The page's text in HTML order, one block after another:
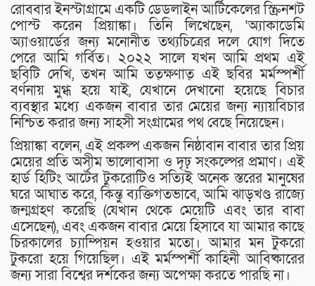
রোববার ইনস্টাগ্রামে একটি ডেডলাইন আর্টিকেলের স্ক্রিনশট
পোস্ট করেন প্রিয়াঙ্কা। তিনি লিখেছেন, ‘অ্যাকাডেমি
অ্যাওয়ার্ডের জন্য মনোনীত তথ্যচিত্রের দলে যোগ দিতে
পেরে আমি গর্বিত। ২০২২ সালে যখন আমি প্রথম এই
ছবিটি দেখি, তখন আমি তত্ক্ষণাত্ এই ছবির মর্মস্পর্শী
বর্ণনায় মুগ্ধ হয়ে যাই, যেখানে দেখানো হয়েছে বিচার
ব্যবস্থার মধ্যে একজন বাবার তার মেয়ের জন্য ন্যায়বিচার
নিশ্চিত করার জন্য সাহসী সংগ্রামের পথ বেছে নিয়েছেন।
প্রিয়াঙ্কা বলেন, এই প্রকল্প একজন নিষ্ঠাবান বাবার তার প্রিয়
মেয়ের প্রতি অসীম ভালোবাসা ও দৃঢ় সংকল্পের প্রমাণ। এই
হার্ড হিটিং আর্টের টুকরোটিও সত্যিই অনেক স্তরের মানুষের
ঘরে আঘাত করে, কিন্তু ব্যক্তিগতভাবে, আমি ঝাড়খণ্ড রাজ্যে
জন্মগ্রহণ করেছি (যেখান থেকে মেয়েটি এবং তার বাবা
এসেছেন), এবং একজন বাবার মেয়ে হিসাবে যা আমার কাছে
চিরকালের চ্যাম্পিয়ন হওয়ার মতো। আমার মন টুকরো
টুকরো হয়ে গিয়েছিল। এই মর্মস্পর্শী কাহিনী আবিষ্কারের
জন্য সারা বিশ্বের দর্শকের জন্য অপেক্ষা করতে পারছি না।